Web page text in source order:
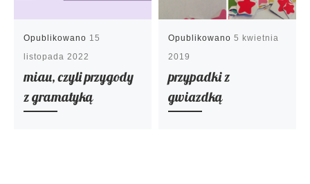
Opublikowano 15
listopada 2022
miau, czyli przygody
z gramatyką
Opublikowano5 kwietnia
2019
przypadki z
gwiazdką